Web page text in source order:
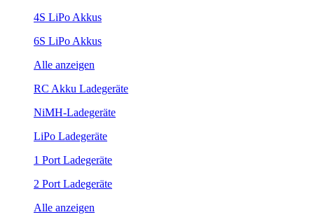
4S LiPo Akkus
6S LiPo Akkus
Alle anzeigen
RC Akku Ladegeräte
NiMH-Ladegeräte
LiPo Ladegeräte
1 Port Ladegeräte
2 Port Ladegeräte
Alle anzeigen